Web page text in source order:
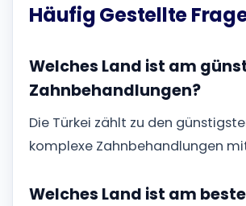
Häufig Gestellte
Welches Land ist am
Zahnbehandlungen?
Die Türkei zählt zu den
komplexe Zahnbehandlungen
Welches Land ist am